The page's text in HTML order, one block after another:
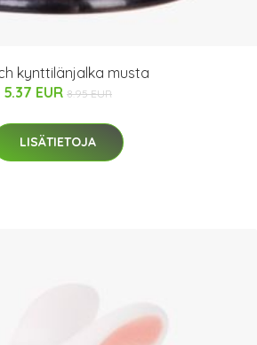
kynttilänjalka musta
5.37 EUR 8.95 EUR
LISÄTIETOJA